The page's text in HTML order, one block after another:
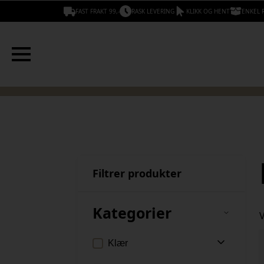
FAST FRAKT 99,- RASK LEVERING KLIKK OG HENT ENKEL
Filtrer produkter
Kategorier
Klær